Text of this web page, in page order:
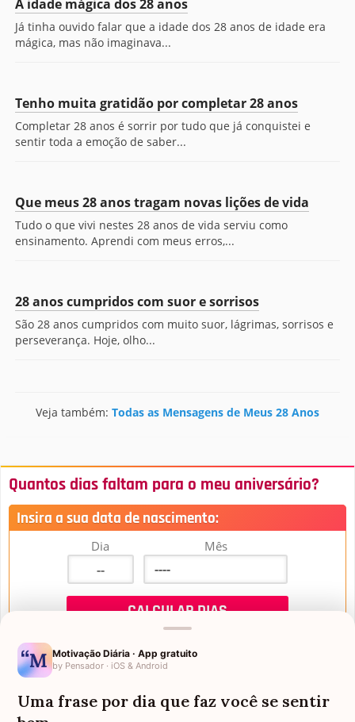
A idade mágica dos 28 anos
Já tinha ouvido falar que a idade dos 28 anos de idade era
mágica, mas não imaginava...
Tenho muita gratidão por completar 28 anos
Completar 28 anos é sorrir por tudo que já conquistei e
sentir toda a emoção de saber...
Que meus 28 anos tragam novas lições de vida
Tudo o que vivi nestes 28 anos de vida serviu como
ensinamento. Aprendi com meus erros,...
28 anos cumpridos com suor e sorrisos
São 28 anos cumpridos com muito suor, lágrimas, sorrisos e
perseverança. Hoje, olho...
Veja também: Todas as Mensagens de Meus 28 Anos
Quantos dias faltam para o meu aniversário?
Insira a sua data de nascimento:
Dia Mês
Mensagens de Aniversário
Motivação Diária · App gratuito
by Pensador · iOS & Android
Uma frase por dia que faz você se sentir